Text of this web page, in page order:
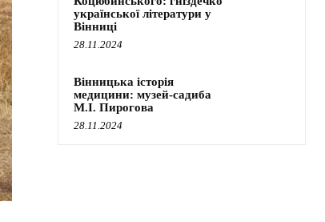
української літератури у
Вінниці
28.11.2024
Вінницька історія
медицини: музей-садиба
М.І. Пирогова
28.11.2024